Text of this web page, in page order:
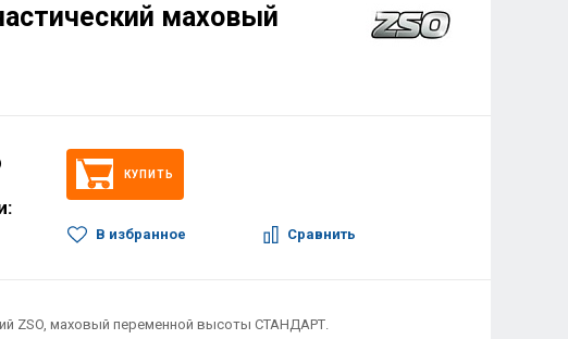
маховый
КУПИТЬ
В избранное Сравнить
ZSO, маховый переменной высоты СТАНДАРТ.